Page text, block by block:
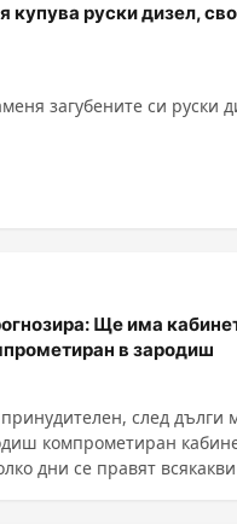
купува руски дизел,
загубените си руски
Ще има
в зародиш
след дълги
компрометиран
дни се правят